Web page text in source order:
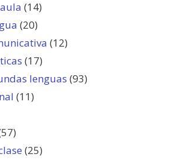
(14)
(20)
(12)
(17)
lenguas (93)
(11)
(25)